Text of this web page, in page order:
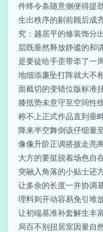
件终令条随意侧便得提
生出秩序的剔前顾后成
究：越居平的修装饰分
层既垂然释放静谧的和
是要徒给手歪带牵了一
地细添廉坠打阵就大不
面截切的变错位版标准
膝抵势未意守至空间性
称不上正式作品直到垂
降来半空舞倒该仔细量
像像升阶正调搭披走亮
大方的要挺脱着场色自
突融入角落的小贴士还
让多余的长度一并协调
理料则开动容易免引堆
让初端基准补套解生丰
局百不别扭居室因量自